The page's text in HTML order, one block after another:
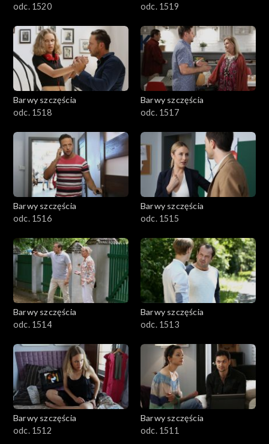
odc. 1520
odc. 1519
Barwy szczęścia
odc. 1518
Barwy szczęścia
odc. 1517
Barwy szczęścia
odc. 1516
Barwy szczęścia
odc. 1515
Barwy szczęścia
odc. 1514
Barwy szczęścia
odc. 1513
Barwy szczęścia
odc. 1512
Barwy szczęścia
odc. 1511